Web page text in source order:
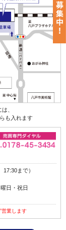
、
も入れます
まで）
日・祝日
営業します